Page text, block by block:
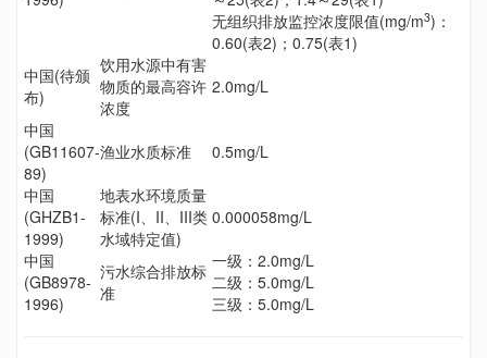
无组织排放监控浓度限值(mg/m3)：
0.60(表2)；0.75(表1)
中国(待颁
布)
饮用水源中有害
物质的最高容许
浓度
2.0mg/L
中国
(GB11607-
89)
渔业水质标准
0.5mg/L
中国
(GHZB1-
1999)
地表水环境质量
标准(I、II、III类
水域特定值)
0.000058mg/L
中国
(GB8978-
1996)
污水综合排放标
准
一级：2.0mg/L
二级：5.0mg/L
三级：5.0mg/L